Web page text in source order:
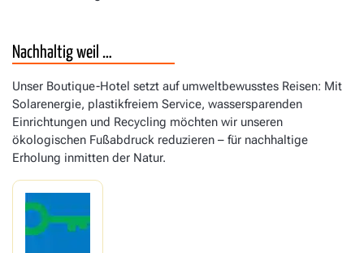
Nachhaltig weil …
Unser Boutique-Hotel setzt auf umweltbewusstes Reisen: Mit
Solarenergie, plastikfreiem Service, wassersparenden
Einrichtungen und Recycling möchten wir unseren
ökologischen Fußabdruck reduzieren – für nachhaltige
Erholung inmitten der Natur.